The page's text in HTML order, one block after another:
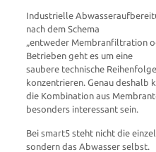
Industrielle
nach dem Schema
„entweder Membranfiltration
Betrieben geht es um eine
saubere technische
konzentrieren. Genau deshalb
die Kombination aus
besonders interessant sein.
Bei smart5 steht nicht die
sondern das Abwasser selbst.